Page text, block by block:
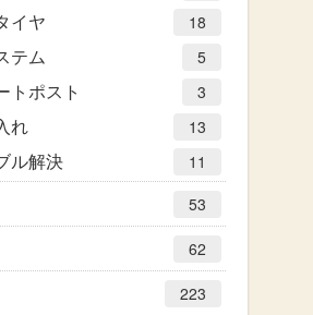
イヤ 18
テム 5
トポスト 3
れ 13
ル解決 11
53
62
223